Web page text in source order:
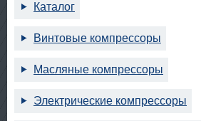
Каталог
Винтовые компрессоры
Масляные компрессоры
Электрические компрессоры